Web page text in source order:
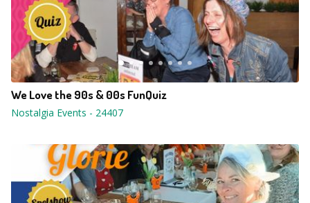
We Love the 90s & 00s FunQuiz
Nostalgia Events - 24407